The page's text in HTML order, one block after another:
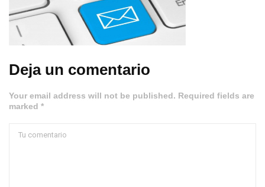
Deja un comentario
Your email address will not be published. Required fields are
marked *